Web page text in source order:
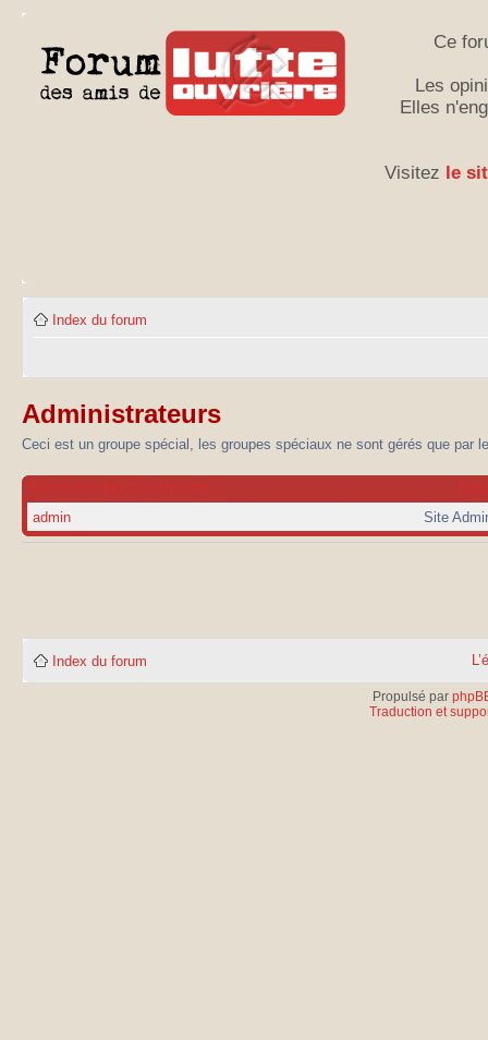
Ce
Les
Elles
Visitez le
Index du forum
Administrateurs
Ceci est un groupe spécial, les groupes spéciaux ne sont gérés que par
RESPONSABLE DU GROUPE
Site
admin
Index du forum
Propulsé par
Traduction et